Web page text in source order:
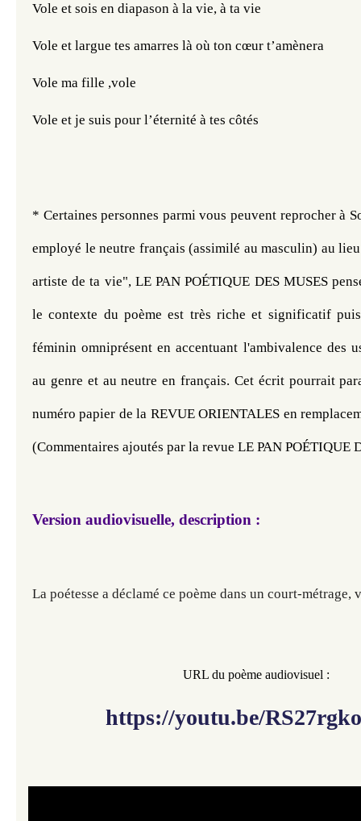
Vole et sois en diapason à la vie, à ta vie
Vole et largue tes amarres là où ton cœur t’amènera
Vole ma fille ,vole
Vole et je suis pour l’éternité à tes côtés
* Certaines personnes parmi vous peuvent reprocher à
employé le neutre français (assimilé au masculin) au
artiste de ta vie", LE PAN POÉTIQUE DES MUSES
le contexte du poème est très riche et significatif
féminin omniprésent en accentuant l'ambivalence des
au genre et au neutre en français. Cet écrit pourrait
numéro papier de la REVUE ORIENTALES en
(Commentaires ajoutés par la revue LE PAN POÉTIQUE
Version audiovisuelle, description :
La poétesse a déclamé ce poème dans un court-métrage,
URL du poème audiovisuel :
https://youtu.be/